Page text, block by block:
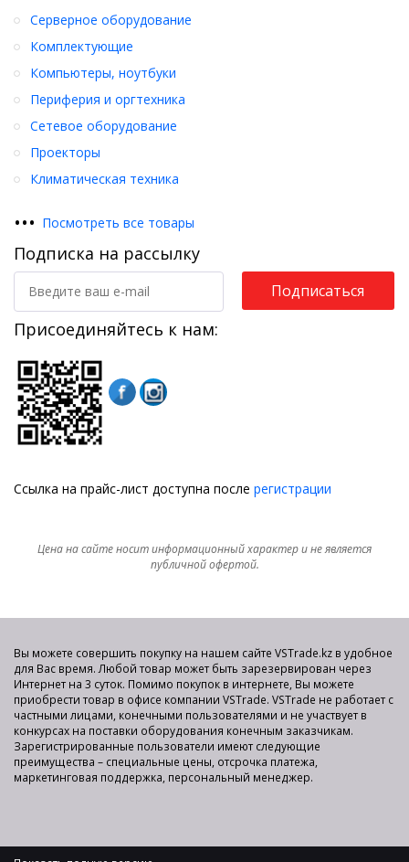
Серверное оборудование
Комплектующие
Компьютеры, ноутбуки
Периферия и оргтехника
Сетевое оборудование
Проекторы
Климатическая техника
••• Посмотреть все товары
Подписка на рассылку
Подписаться
Присоединяйтесь к нам:
Ссылка на прайс-лист доступна после регистрации
Цена на сайте носит информационный характер и не является
публичной офертой.
Вы можете совершить покупку на нашем сайте VSTrade.kz в удобное
для Вас время. Любой товар может быть зарезервирован через
Интернет на 3 суток. Помимо покупок в интернете, Вы можете
приобрести товар в офисе компании VSTrade. VSTrade не работает с
частными лицами, конечными пользователями и не участвует в
конкурсах на поставки оборудования конечным заказчикам.
Зарегистрированные пользователи имеют следующие
преимущества – специальные цены, отсрочка платежа,
маркетинговая поддержка, персональный менеджер.